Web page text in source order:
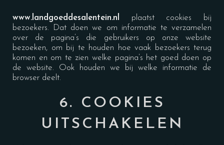
www.landgoeddesalentein.n
plaatst cookies bij
bezoekers. Dat doen we om informatie te verzamelen
over de pagina’s die gebruikers op onze website
bezoeken, om bij te houden hoe vaak bezoekers terug
komen en om te zien welke pagina’s het goed doen op
de website. Ook houden we bij welke informatie de
browser deelt.
6. COOKIES
UITSCHAKELEN